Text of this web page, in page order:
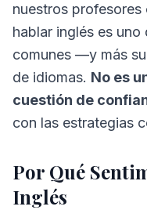
nuestros profesores
hablar inglés es
comunes —y más
de idiomas. No es
cuestión de
con las estrategias
Por Qué
Inglés